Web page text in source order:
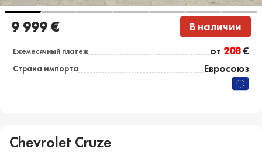
9 999 € В наличии
Ежемесячный платеж от 208€
Страна импорта Евросоюз
Chevrolet Cruze